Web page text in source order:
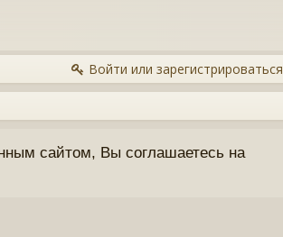
Войти или зарегистрироваться
сайтом, Вы соглашаетесь на